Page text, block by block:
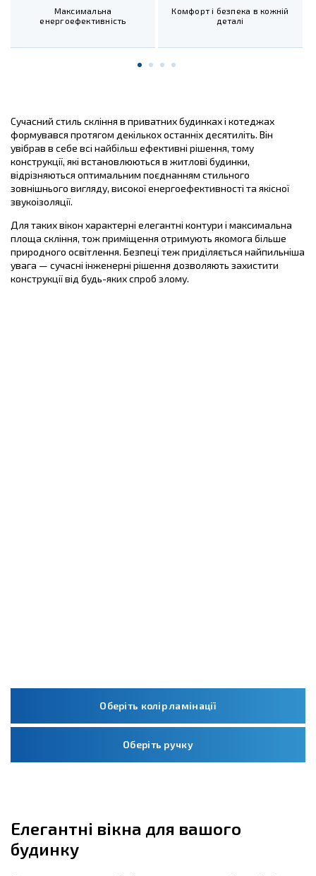
Максимальна
енергоефективність
Комфорт і безпека в кожній
деталі
Сучасний стиль скління в приватних будинках і котеджах
формувався протягом декількох останніх десятиліть. Він
увібрав в себе всі найбільш ефективні рішення, тому
конструкції, які встановлюються в житлові будинки,
відрізняються оптимальним поєднанням стильного
зовнішнього вигляду, високої енергоефективності та якісної
звукоізоляції.
Для таких вікон характерні елегантні контури і максимальна
площа скління, тож приміщення отримують якомога більше
природного освітлення. Безпеці теж приділяється найпильніша
увага — сучасні інженерні рішення дозволяють захистити
конструкції від будь-яких спроб злому.
Оберіть колір ламінації
Оберіть ручку
Елегантні вікна для вашого
будинку